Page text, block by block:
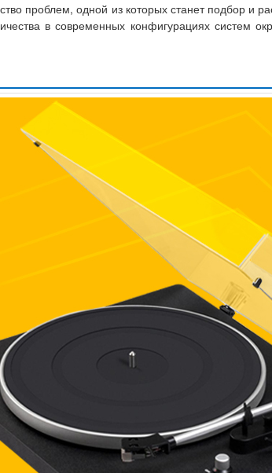
проблем, одной из которых станет подбор и
в современных конфигурациях систем